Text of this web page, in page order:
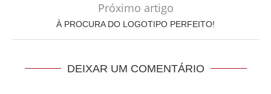
Próximo artigo
À PROCURA DO LOGOTIPO PERFEITO!
DEIXAR UM COMENTÁRIO